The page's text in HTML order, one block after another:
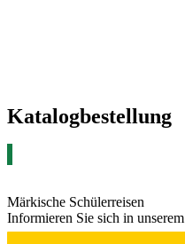
Katalogbestellung
Märkische Schülerreisen
Informieren Sie sich in